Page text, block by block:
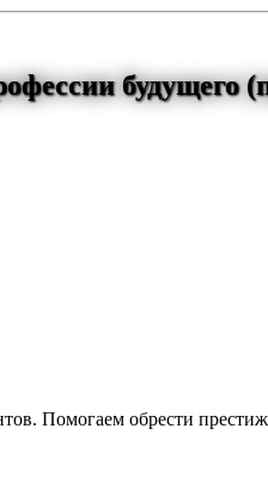
будущего
Помогаем обрести